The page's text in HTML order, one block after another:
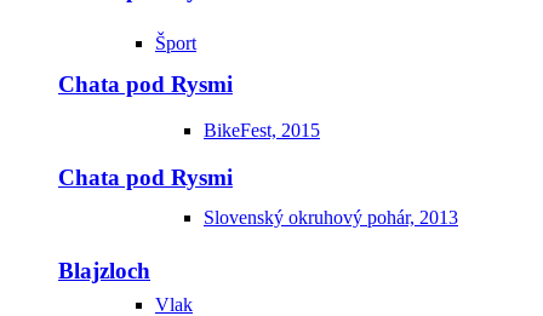
Šport
BikeFest, 2015
Slovenský okruhový pohár, 2013
Vlak
Chata pod Rysmi
Chata pod Rysmi
Blajzloch